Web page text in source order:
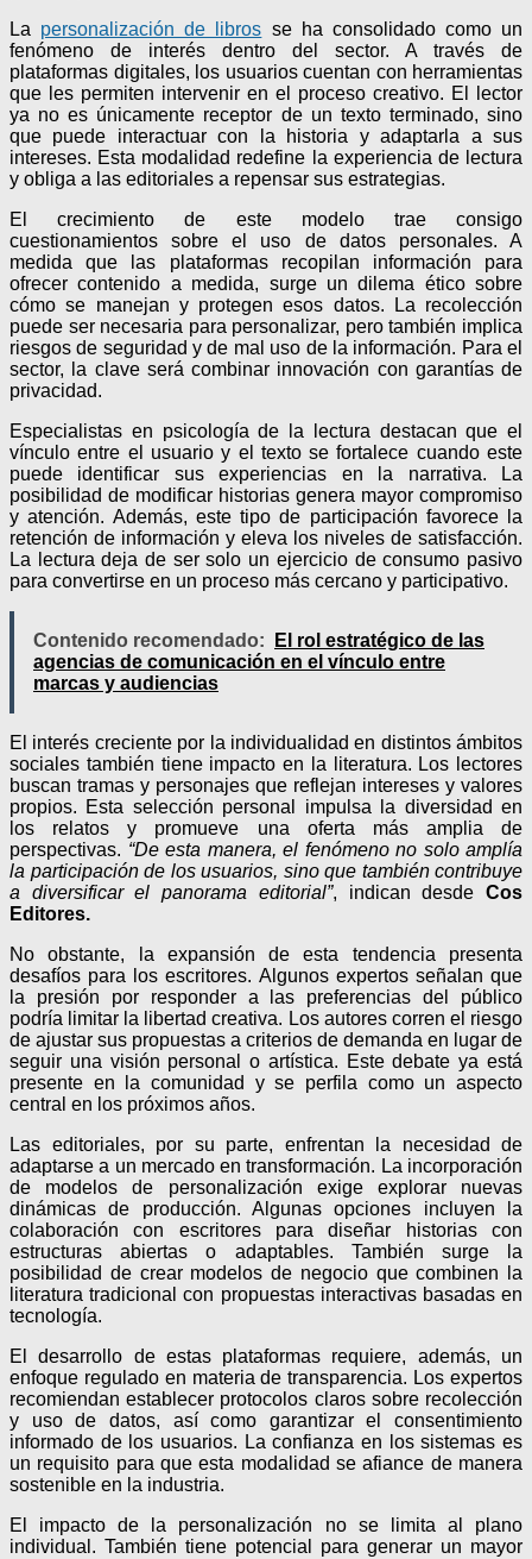
La personalización de libros se ha consolidado como un
fenómeno de interés dentro del sector. A través de
plataformas digitales, los usuarios cuentan con herramientas
que les permiten intervenir en el proceso creativo. El lector
ya no es únicamente receptor de un texto terminado, sino
que puede interactuar con la historia y adaptarla a sus
intereses. Esta modalidad redefine la experiencia de lectura
y obliga a las editoriales a repensar sus estrategias.
El crecimiento de este modelo trae consigo
cuestionamientos sobre el uso de datos personales. A
medida que las plataformas recopilan información para
ofrecer contenido a medida, surge un dilema ético sobre
cómo se manejan y protegen esos datos. La recolección
puede ser necesaria para personalizar, pero también implica
riesgos de seguridad y de mal uso de la información. Para el
sector, la clave será combinar innovación con garantías de
privacidad.
Especialistas en psicología de la lectura destacan que el
vínculo entre el usuario y el texto se fortalece cuando este
puede identificar sus experiencias en la narrativa. La
posibilidad de modificar historias genera mayor compromiso
y atención. Además, este tipo de participación favorece la
retención de información y eleva los niveles de satisfacción.
La lectura deja de ser solo un ejercicio de consumo pasivo
para convertirse en un proceso más cercano y participativo.
Contenido recomendado:
El rol estratégico de las
agencias de comunicación en el vínculo entre
marcas y audiencias
El interés creciente por la individualidad en distintos ámbitos
sociales también tiene impacto en la literatura. Los lectores
buscan tramas y personajes que reflejan intereses y valores
propios. Esta selección personal impulsa la diversidad en
los relatos y promueve una oferta más amplia de
perspectivas. “De esta manera, el fenómeno no solo amplía
la participación de los usuarios, sino que también contribuye
a diversificar el panorama editorial”, indican desdeCos
Editores.
No obstante, la expansión de esta tendencia presenta
desafíos para los escritores. Algunos expertos señalan que
la presión por responder a las preferencias del público
podría limitar la libertad creativa. Los autores corren el riesgo
de ajustar sus propuestas a criterios de demanda en lugar de
seguir una visión personal o artística. Este debate ya está
presente en la comunidad y se perfila como un aspecto
central en los próximos años.
Las editoriales, por su parte, enfrentan la necesidad de
adaptarse a un mercado en transformación. La incorporación
de modelos de personalización exige explorar nuevas
dinámicas de producción. Algunas opciones incluyen la
colaboración con escritores para diseñar historias con
estructuras abiertas o adaptables. También surge la
posibilidad de crear modelos de negocio que combinen la
literatura tradicional con propuestas interactivas basadas en
tecnología.
El desarrollo de estas plataformas requiere, además, un
enfoque regulado en materia de transparencia. Los expertos
recomiendan establecer protocolos claros sobre recolección
y uso de datos, así como garantizar el consentimiento
informado de los usuarios. La confianza en los sistemas es
un requisito para que esta modalidad se afiance de manera
sostenible en la industria.
El impacto de la personalización no se limita al plano
individual. También tiene potencial para generar un mayor